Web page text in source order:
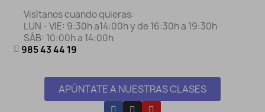
Visítanos cuando quieras:
LUN - VIE: 9:30h a14:00h y de 16:30h a 19:30h
SÁB: 10:00h a 14:00h
985 43 44 19
APÚNTATE A NUESTRAS CLASES